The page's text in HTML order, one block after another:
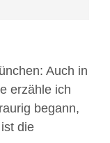
Auch in
erzähle ich
begann,
die